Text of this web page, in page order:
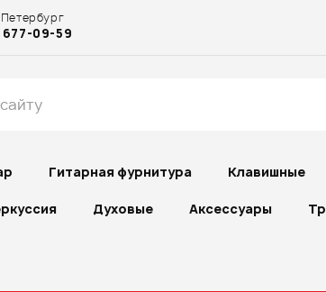
09-59
Гитарная фурнитура Клавишные
Духовые Аксессуары